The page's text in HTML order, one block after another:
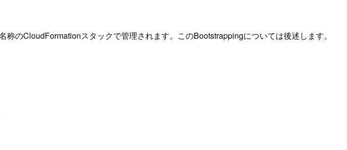
のCloudFormationスタックで管理されます。このBootstrappingについては後述します。